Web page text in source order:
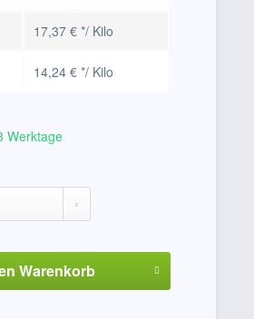
17,37 € */ Kilo
14,24 € */ Kilo
Werktage
Warenkorb